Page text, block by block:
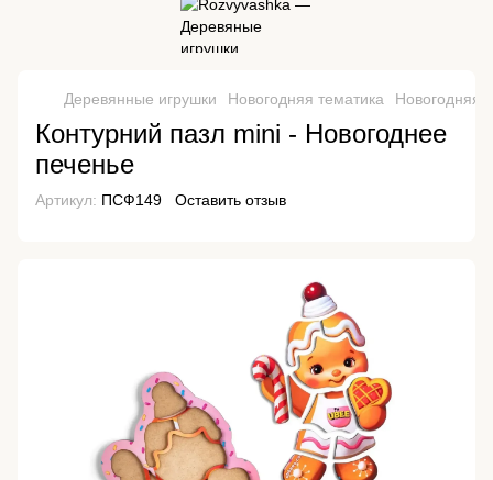
Деревянные игрушки Новогодняя тематика Новогодняя
Контурний пазл mini - Новогоднее
печенье
Артикул: ПСФ149 Оставить отзыв